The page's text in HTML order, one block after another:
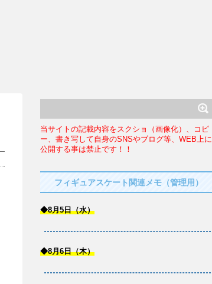
当サイトの記載内容をスクショ（画像化）、コピ
ー、書き写して自身のSNSやブログ等、WEB上に
公開する事は禁止です！！
フィギュアスケート関連メモ（管理用）
◆8月5日（水）
◆8月6日（木）